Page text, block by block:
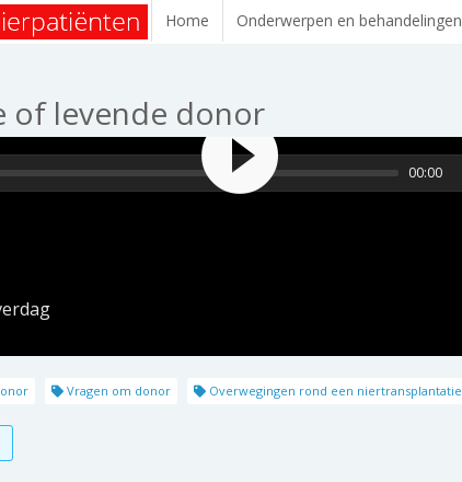
Home Onderwerpen en behandelingen
of levende donor
00:00
Vragen om donor Overwegingen rond een niertransplantatie